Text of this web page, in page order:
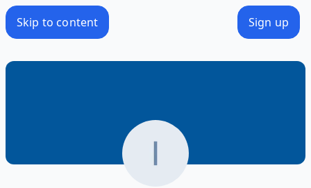
Skip to content Sign up